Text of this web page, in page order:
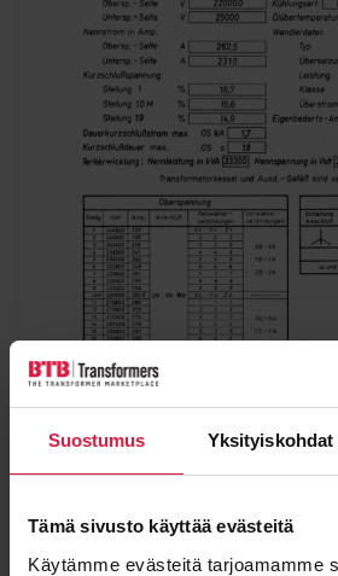
Suostumus Yksityiskohdat
Tämä sivusto käyttää evästeitä
Käytämme evästeitä tarjoamamme
Power